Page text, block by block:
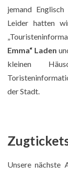
Chin.
jemand
Leider hatten
Emma“ Laden
kleinen
der Stadt.
Unsere nächste